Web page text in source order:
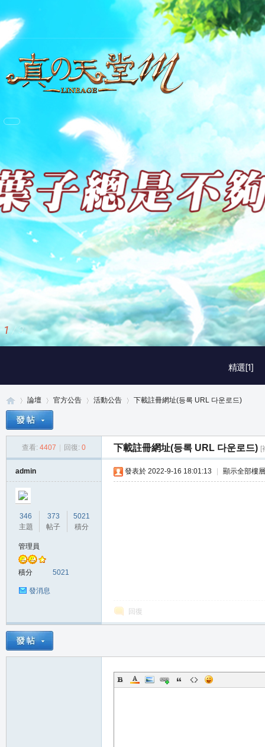
精選[1]
1 / 3
論壇
›
官方公告
›
活動公告
›
下載註冊網址(등록 URL 다운로드)
查看: 4407 回復: 0 下載註冊網址(등록 URL 다운로드) [
admin
346
主題
373
帖子
5021
積分
管理員
積分 5021
發消息
發表於 2022-9-16 18:01:13 顯示全部樓層
回復